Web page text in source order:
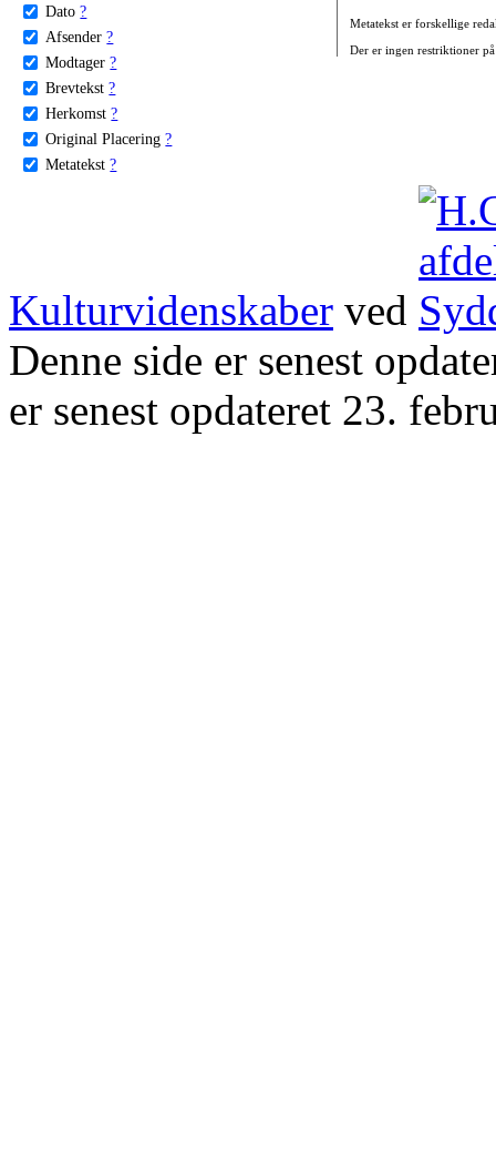
Dato ?
Afsender ?
Modtager ?
Brevtekst ?
Herkomst ?
Original Placering ?
Metatekst ?
Metatekst er forskellige
Der er ingen restriktioner
Kulturvidenskaber ved
Denne side er senest
er senest opdateret 23.